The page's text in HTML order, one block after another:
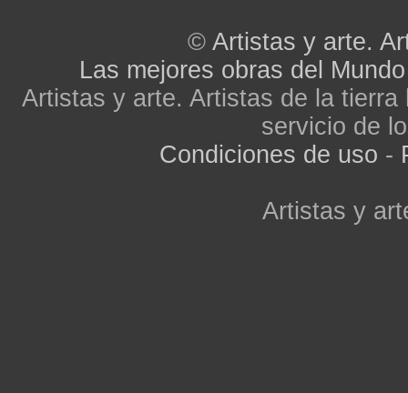
© Artistas y arte.
Las mejores obras del Mundo
Artistas y arte. Artistas de la
servicio de
Condiciones de uso -
Artistas y